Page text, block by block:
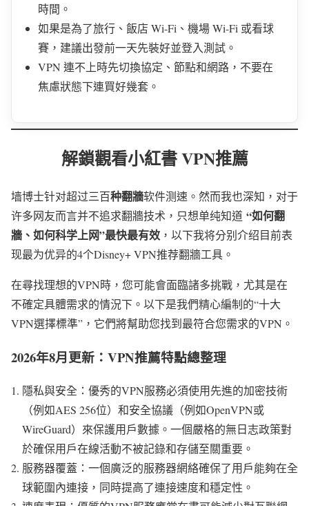
時間。
如果是為了旅行、飯店 Wi-Fi、機場 Wi-Fi 或看球
賽，建議出發前一天先裝好並登入測試。
VPN 連不上時先切換協定、節點和網路，不要在
焦慮狀態下連買好幾套。
解鎖觀看小紅書 VPN推薦
墙博士针对超过三百种翻牆软件测速。然而我也深知，对于
许多网友而言并不追求翻牆技术，只想单纯知道 “如何翻
牆、如何科学上网”最快最有效 ，以下我将分别介绍目前表
现最为优异的4个Disney+ VPN推荐翻牆工具。
在尋找理想的VPN時，您可能會面臨諸多挑戰，尤其是在
不確定具體需求的情況下。以下是我們精心編制的“十大
VPN選擇標準”，它們將幫助您找到最符合您需求的VPN。
2026年8月更新：VPN推薦特點總整理
隱私與安全：優秀的VPN服務必須使用先進的加密技術
（例如AES 256位）和安全協議（例如OpenVPN或
WireGuard）來保護用戶數據。一個嚴格的無日志政策對
於確保用戶在線活動不被記錄和存儲至關重要。
服務器覆蓋：一個廣泛的服務器網絡確保了用戶能夠在全
球範圍內連接，同時提高了連接速度和穩定性。